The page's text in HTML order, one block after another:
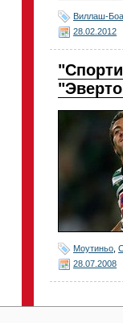
Виллаш-
28.02.2012
Моутиньо
28.07.2008